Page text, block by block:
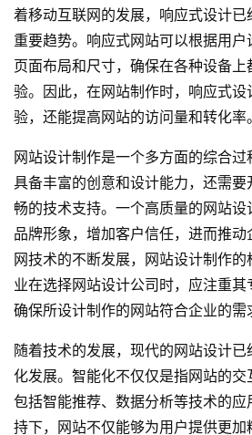
着移动互联网的发展，响应式设计
重要趋势。响应式网站可以根据用
页面布局和尺寸，确保在各种设备
验。因此，在网站制作时，响应式
验，还能提高网站的访问量和转化率。
网站设计制作是一个多方面的综合过
具备丰富的创意和设计能力，还需
畅的技术支持。一个高质量的网站
品牌形象，增加客户信任，进而推
网技术的不断发展，网站设计制作
业在选择网站设计公司时，应注重其
确保所设计制作的网站符合企业的需
随着技术的发展，现代的网站设计
化发展。智能化不仅仅是指网站的
包括智能推荐、数据分析等技术的
持下，网站不仅能够为用户提供更